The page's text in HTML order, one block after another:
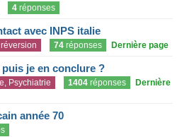
4 réponses
avec INPS italie
74 réponses Dernière page
puis je en conclure ?
Psychiatrie 1404 réponses
Dernière
année 70